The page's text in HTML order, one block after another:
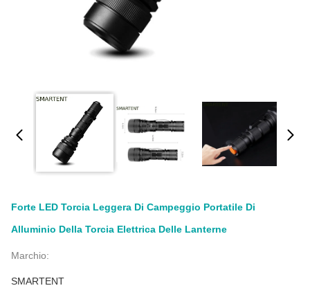
Forte LED Torcia Leggera Di Campeggio Portatile Di
Alluminio Della Torcia Elettrica Delle Lanterne
Marchio:
SMARTENT